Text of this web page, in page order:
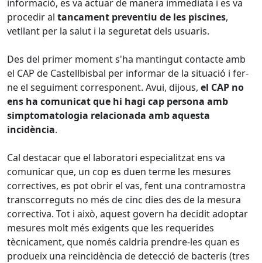
informació, es va actuar de manera immediata i es va
procedir al tancament preventiu de les piscines,
vetllant per la salut i la seguretat dels usuaris.
Des del primer moment s'ha mantingut contacte amb
el CAP de Castellbisbal per informar de la situació i fer-
ne el seguiment corresponent. Avui, dijous, el CAP no
ens ha comunicat que hi hagi cap persona amb
simptomatologia relacionada amb aquesta
incidència.
Cal destacar que el laboratori especialitzat ens va
comunicar que, un cop es duen terme les mesures
correctives, es pot obrir el vas, fent una contramostra
transcorreguts no més de cinc dies des de la mesura
correctiva. Tot i això, aquest govern ha decidit adoptar
mesures molt més exigents que les requerides
tècnicament, que només caldria prendre-les quan es
produeix una reincidència de detecció de bacteris (tres